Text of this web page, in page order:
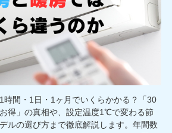
時間・1日・1ヶ月でいくらかかる？「30
得」の真相や、設定温度1℃で変わる節
ルの選び方まで徹底解説します。年間数